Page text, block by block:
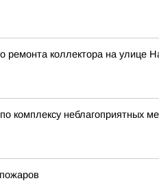
ремонта коллектора на улице
неблагоприятных